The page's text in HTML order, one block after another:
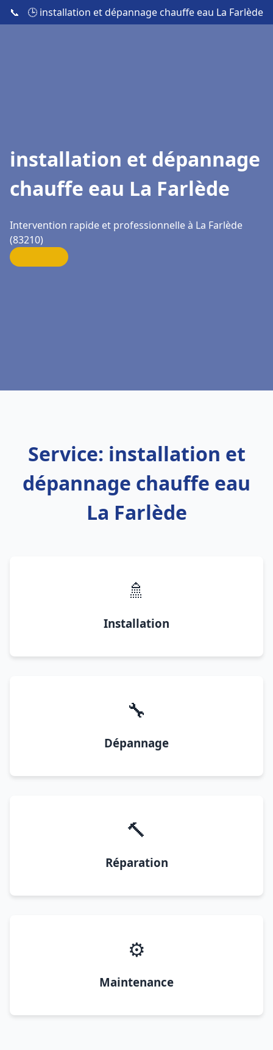
📞 🕒 installation et dépannage chauffe eau La Farlède
installation et dépannage
chauffe eau La Farlède
Intervention rapide et professionnelle à La Farlède
(83210)
Service: installation et
dépannage chauffe eau
La Farlède
🚿
Installation
🔧
Dépannage
🔨
Réparation
⚙️
Maintenance